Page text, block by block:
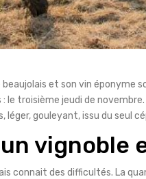
beaujolais et son vin
le troisième jeudi de
gouleyant, issu du seul
vignoble
connait des difficultés. La